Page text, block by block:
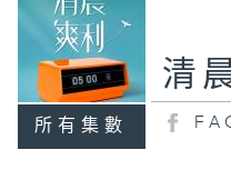
所有集數
清